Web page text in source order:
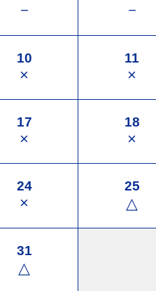
－ －
10
×
11
×
17
×
18
×
24
×
25
△
31
△